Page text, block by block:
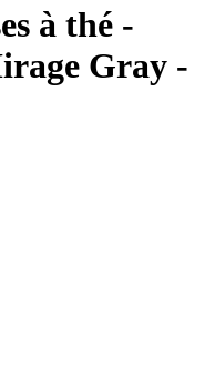
à thé -
Gray -